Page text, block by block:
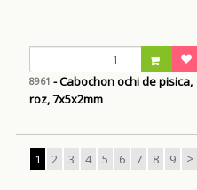
8961 - Cabochon ochi de pisica,
roz, 7x5x2mm
1 2 3 4 5 6 7 8 9 >